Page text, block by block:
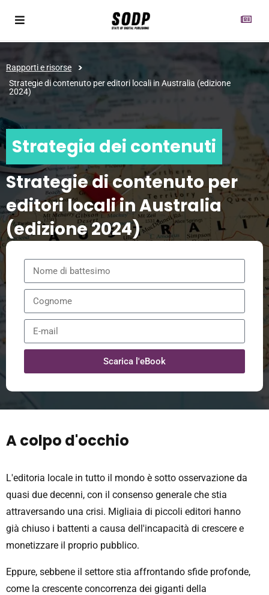
Rapporti e risorse >
Strategie di contenuto per editori locali in Australia (edizione
2024)
Strategia dei contenuti
Strategie di contenuto per
editori locali in Australia
(edizione 2024)
Scarica l'eBook
A colpo d'occhio
L'editoria locale in tutto il mondo è sotto osservazione da
quasi due decenni, con il consenso generale che stia
attraversando una crisi. Migliaia di piccoli editori hanno
già chiuso i battenti a causa dell'incapacità di crescere e
monetizzare il proprio pubblico.
Eppure, sebbene il settore stia affrontando sfide profonde,
come la crescente concorrenza dei giganti della